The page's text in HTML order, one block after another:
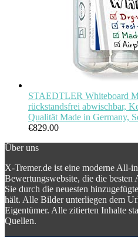
STAEDTLER Whiteboard
rückstandsfrei abwischbar,
Qualität Made in Germany,
€829.00
Über uns
X-Tremer.de ist eine moderne All-
Bewertungswebsite, die die besten
Sie durch die neuesten
hält. Alle Bilder unterliegen dem
Eigentümer. Alle zitierten Inhalte
Quellen.